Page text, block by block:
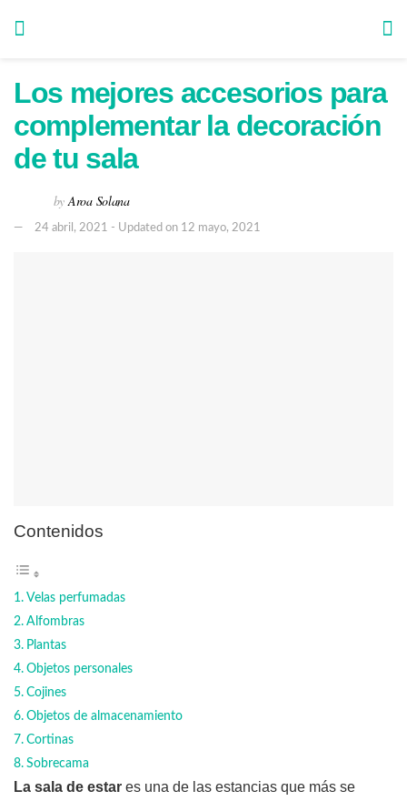
Los mejores accesorios para
complementar la decoración
de tu sala
by Aroa Solana
24 abril, 2021 - Updated on 12 mayo, 2021
Contenidos
Velas perfumadas
Alfombras
Plantas
Objetos personales
Cojines
Objetos de almacenamiento
Cortinas
Sobrecama
La sala de estar es una de las estancias que más se